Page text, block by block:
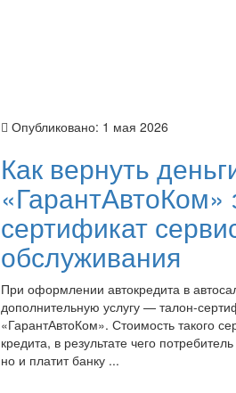
Опубликовано: 1 мая 2026
Как вернуть
«ГарантАвтоКом»
сертификат
обслуживания
При оформлении автокредита в
дополнительную услугу — талон-
«ГарантАвтоКом». Стоимость такого
кредита, в результате чего
но и платит банку ...